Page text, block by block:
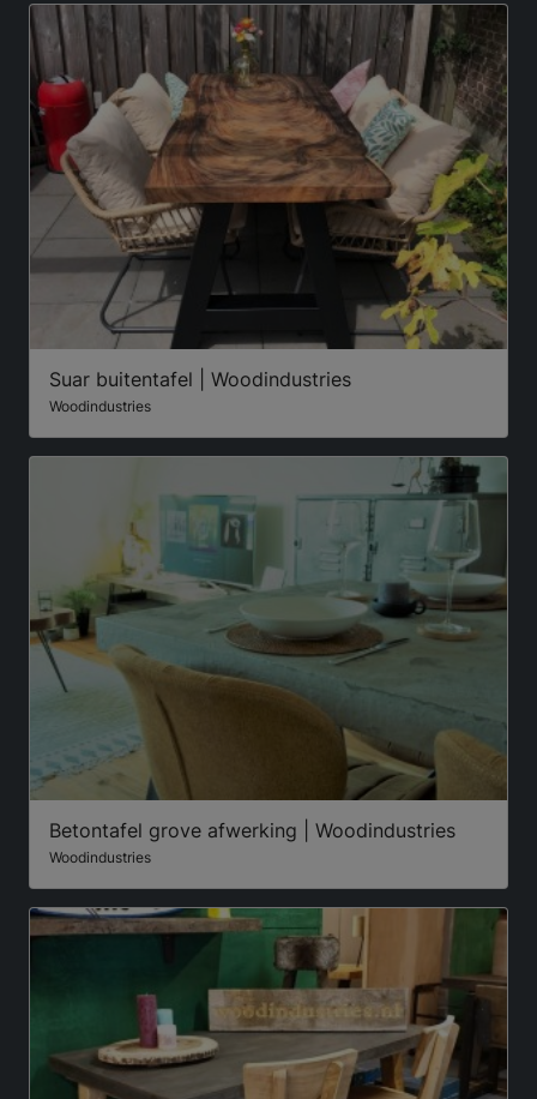
Suar buitentafel | Woodindustries
Woodindustries
Betontafel grove afwerking | Woodindustries
Woodindustries